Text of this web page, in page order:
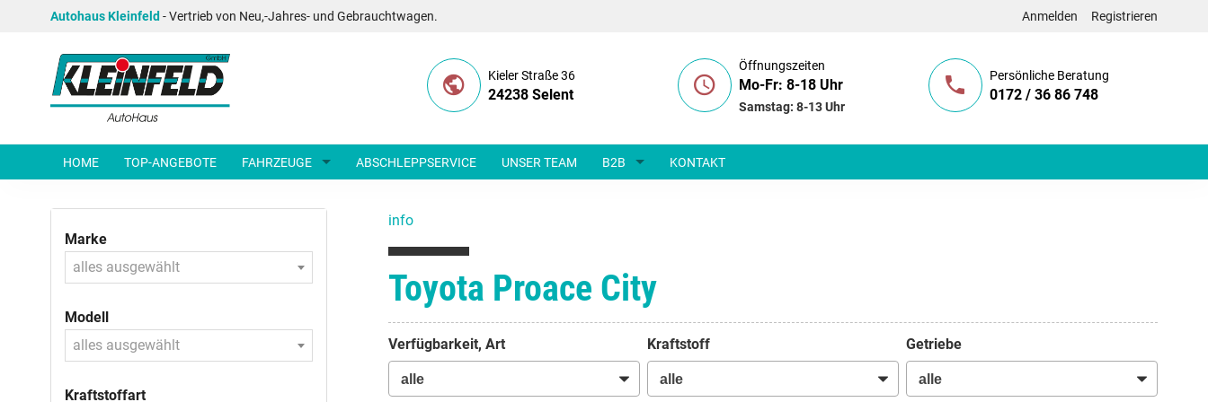
Autohaus Kleinfeld - Vertrieb von Neu,-Jahres- und Gebrauchtwagen. Anmelden Registrieren
Kieler Straße 36
24238 Selent
Öffnungszeiten
Mo-Fr: 8-18 Uhr
Samstag: 8-13 Uhr
Persönliche Beratung
0172 / 36 86 748
HOME TOP-ANGEBOTE FAHRZEUGE ABSCHLEPPSERVICE UNSER TEAM B2B KONTAKT
info
Toyota Proace City
Verfügbarkeit, Art Kraftstoff Getriebe
Marke
alles ausgewählt
Modell
alles ausgewählt
Kraftstoffart